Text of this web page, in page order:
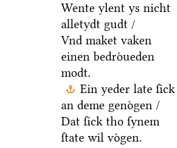
Wente ylent ys nicht
alletydt gudt /
Vnd maket vaken
einen bedroͤueden
modt.
Ein yeder late ſick
an deme genoͤgen /
Dat ſick tho ſynem
ſtate wil voͤgen.